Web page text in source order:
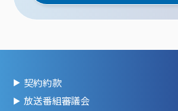
契約約款
放送番組審議会